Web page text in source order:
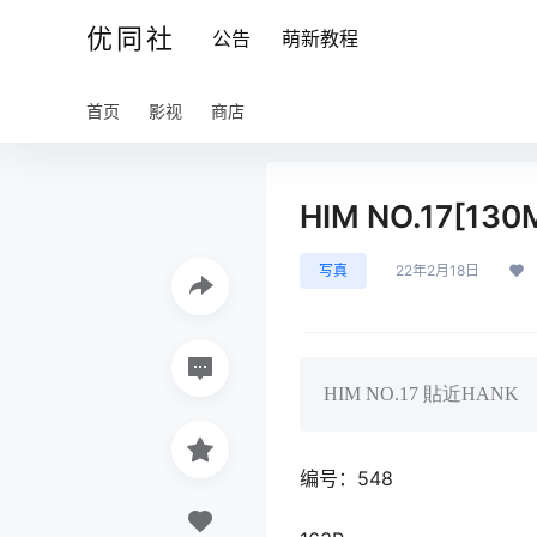
优同社 公告 萌新教程
首页 影视 商店
HIM
写真 22年2月18日
HIM NO.17 貼近HANK
编号：548